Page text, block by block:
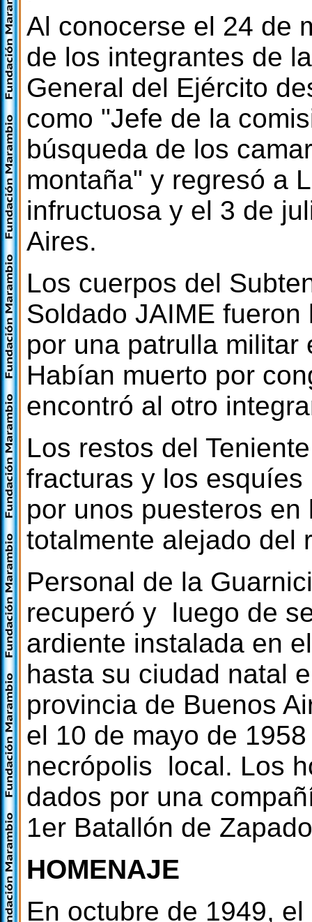
Al conocerse el 24 de
de los integrantes de
General del Ejército
como "Jefe de la
búsqueda de los
montaña" y regresó a
infructuosa y el 3 de
Aires.
Los cuerpos del
Soldado JAIME
por una patrulla militar
Habían muerto por
encontró al otro
Los restos del
fracturas y los
por unos puesteros
totalmente alejado del
Personal de la
recuperó y luego de
ardiente instalada en
hasta su ciudad natal
provincia de Buenos
el 10 de mayo de
necrópolis local. Los
dados por una
1er Batallón de
HOMENAJE
En octubre de 1949,